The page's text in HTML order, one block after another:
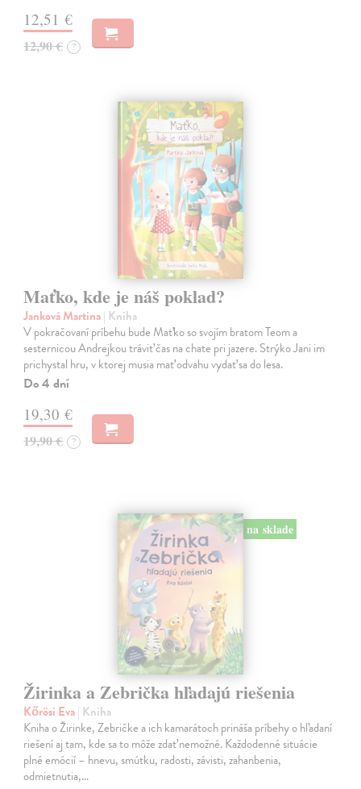
12,51 €
12,90 € ?
Maťko, kde je náš poklad?
Janková Martina| Kniha
V pokračovaní príbehu bude Maťko so svojím bratom Teom a
sesternicou Andrejkou tráviť čas na chate pri jazere. Strýko Jani im
prichystal hru, v ktorej musia mať odvahu vydať sa do lesa.
Do 4 dní
19,30 €
19,90 € ?
na sklade
Žirinka a Zebrička hľadajú riešenia
Kőrösi Eva| Kniha
Kniha o Žirinke, Zebričke a ich kamarátoch prináša príbehy o hľadaní
riešení aj tam, kde sa to môže zdať nemožné. Každodenné situácie
plné emócií – hnevu, smútku, radosti, závisti, zahanbenia,
odmietnutia,…